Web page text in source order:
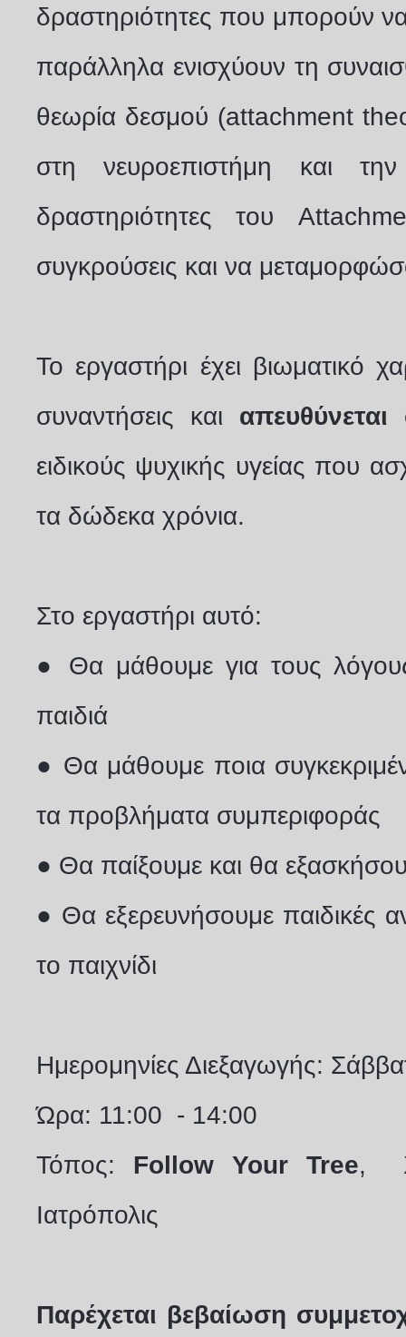
δραστηριότητες που μπορούν
παράλληλα ενισχύουν τη
θεωρία δεσμού (attachment
στη νευροεπιστήμη και
δραστηριότητες του
συγκρούσεις και να
Το εργαστήρι έχει βιωματικό
συναντήσεις και
ειδικούς ψυχικής υγείας που
τα δώδεκα χρόνια.
Στο εργαστήρι αυτό:
● Θα μάθουμε για τους
παιδιά
● Θα μάθουμε ποια
τα προβλήματα συμπεριφοράς
● Θα παίξουμε και θα
● Θα εξερευνήσουμε παιδικές
το παιχνίδι
Ημερομηνίες Διεξαγωγής:
Ώρα: 11:00 - 14:00
Τόπος: Follow Your Tree,
Ιατρόπολις
Παρέχεται βεβαίωση